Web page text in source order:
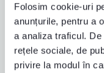
Folosim cookie-uri
anunțurile, pentru a
a analiza traficul.
rețele sociale, de
privire la modul în
4,8
17recenzii